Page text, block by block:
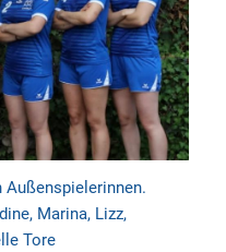
Marina, Lizz,
Tore